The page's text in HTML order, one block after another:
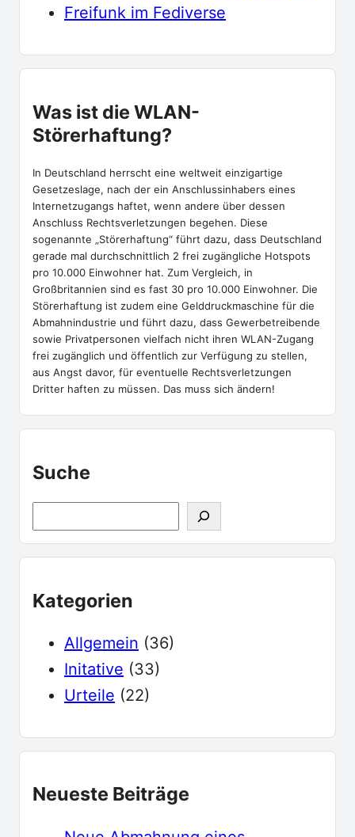
Freifunk im Fediverse
Was ist die WLAN-
Störerhaftung?
In Deutschland herrscht eine weltweit einzigartige
Gesetzeslage, nach der ein Anschlussinhabers eines
Internetzugangs haftet, wenn andere über dessen
Anschluss Rechtsverletzungen begehen. Diese
sogenannte „Störerhaftung“ führt dazu, dass Deutschland
gerade mal durchschnittlich 2 frei zugängliche Hotspots
pro 10.000 Einwohner hat. Zum Vergleich, in
Großbritannien sind es fast 30 pro 10.000 Einwohner. Die
Störerhaftung ist zudem eine Gelddruckmaschine für die
Abmahnindustrie und führt dazu, dass Gewerbetreibende
sowie Privatpersonen vielfach nicht ihren WLAN-Zugang
frei zugänglich und öffentlich zur Verfügung zu stellen,
aus Angst davor, für eventuelle Rechtsverletzungen
Dritter haften zu müssen. Das muss sich ändern!
Suche
u
h
Kategorien
Allgemein (36)
Initative (33)
Urteile (22)
Neueste Beiträge